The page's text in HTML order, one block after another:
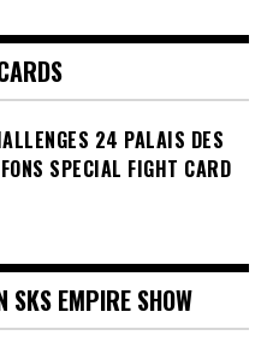
24 PALAIS DES
SPECIAL FIGHT CARD
SKS EMPIRE SHOW